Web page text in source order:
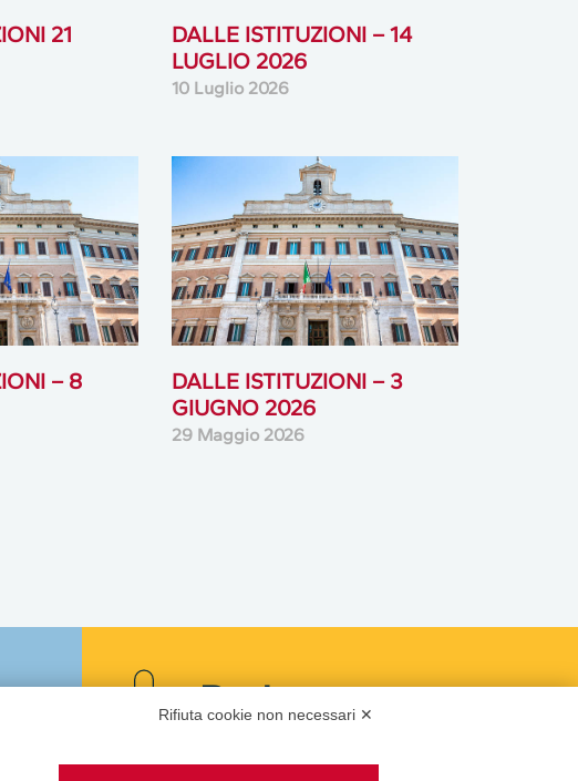
21
DALLE ISTITUZIONI – 14
LUGLIO 2026
10 Luglio 2026
– 8
DALLE ISTITUZIONI – 3
GIUGNO 2026
29 Maggio 2026
Podcast
Rifiuta cookie non necessari ✕